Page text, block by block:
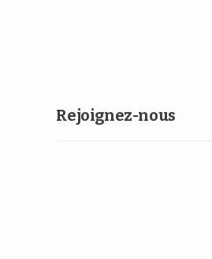
Rejoignez-nous